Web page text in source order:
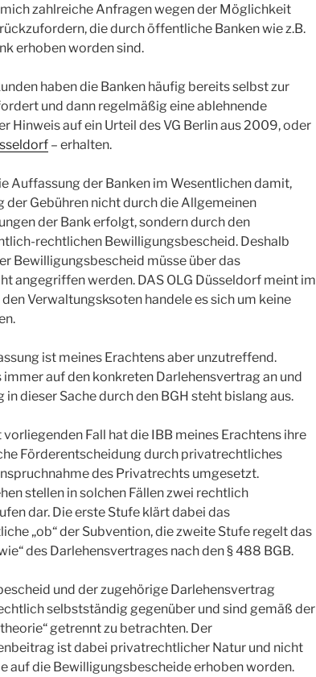
zahlreiche Anfragen wegen der Möglichkeit
die durch öffentliche Banken wie z.B.
erhoben worden sind.
haben die Banken häufig bereits selbst zur
und dann regelmäßig eine ablehnende
Hinweis auf ein Urteil des VG Berlin aus 2009, oder
– erhalten.
Auffassung der Banken im Wesentlichen damit,
der Gebühren nicht durch die Allgemeinen
der Bank erfolgt, sondern durch den
rechtlichen Bewilligungsbescheid. Deshalb
Bewilligungsbescheid müsse über das
angegriffen werden. DAS OLG Düsseldorf meint im
Verwaltungsksoten handele es sich um keine
ist meines Erachtens aber unzutreffend.
auf den konkreten Darlehensvertrag an und
in dieser Sache durch den BGH steht bislang aus.
Fall hat die IBB meines Erachtens ihre
Förderentscheidung durch privatrechtliches
des Privatrechts umgesetzt.
stellen in solchen Fällen zwei rechtlich
dar. Die erste Stufe klärt dabei das
„ob“ der Subvention, die zweite Stufe regelt das
des Darlehensvertrages nach den § 488 BGB.
und der zugehörige Darlehensvertrag
selbstständig gegenüber und sind gemäß der
getrennt zu betrachten. Der
ist dabei privatrechtlicher Natur und nicht
auf die Bewilligungsbescheide erhoben worden.